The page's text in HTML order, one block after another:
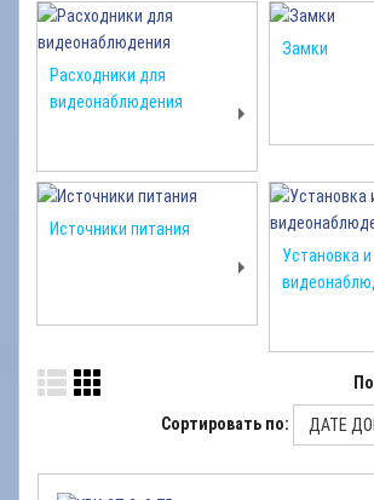
Расходники для
видеонаблюдения
Замки
Источники питания
Установка
Сортировать по: ДАТЕ